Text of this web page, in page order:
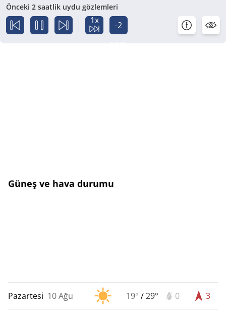
Önceki 2 saatlik uydu gözlemleri
1x
-2
Güneş ve hava durumu
Pazartesi 10 Ağu 19° /29° 0 3